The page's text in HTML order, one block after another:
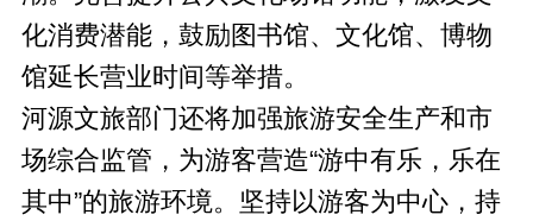
化消费潜能，鼓励图书馆、文化馆、博物
馆延长营业时间等举措。
河源文旅部门还将加强旅游安全生产和市
场综合监管，为游客营造“游中有乐，乐在
其中”的旅游环境。坚持以游客为中心，持